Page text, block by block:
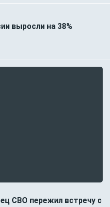
выросли на 38%
СВО пережил встречу с